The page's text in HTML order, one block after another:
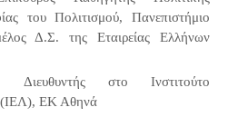
του Πολιτισμού, Πανεπιστήμιο
Δ.Σ. της Εταιρείας Ελλήνων
Διευθυντής στο Ινστιτούτο
(ΙΕΛ), ΕΚ Αθηνά